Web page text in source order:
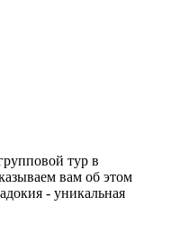
тур в
вам об этом
- уникальная